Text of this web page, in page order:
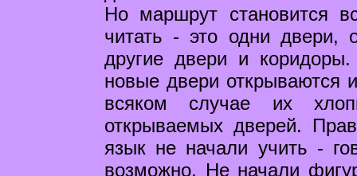
Но маршрут становится
читать - это одни двери,
другие двери и
новые двери открываются
всяком случае их
открываемых дверей.
язык не начали учить -
возможно. Не начали